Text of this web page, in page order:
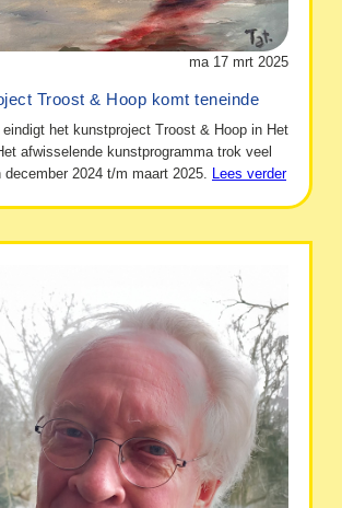
ma 17 mrt 2025
Troost & Hoop komt teneinde
eindigt het kunstproject Troost & Hoop in Het
afwisselende kunstprogramma trok veel
december 2024 t/m maart 2025. Lees verder